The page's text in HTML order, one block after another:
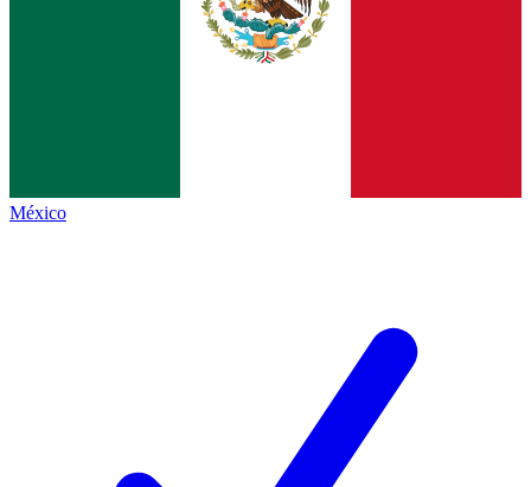
México